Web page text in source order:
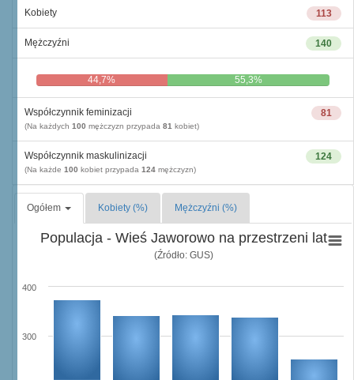
113
Kobiety
140
Mężczyźni
44,7% 55,3%
81
Współczynnik feminizacji
(Na każdych 100 mężczyzn przypada 81 kobiet)
124
Współczynnik maskulinizacji
(Na każde 100 kobiet przypada 124 mężczyzn)
Ogółem Kobiety (%) Mężczyźni (%)
Populacja - Wieś Jaworowo na przestrzeni lat
(Źródło: GUS)
300
400